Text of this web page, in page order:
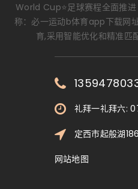
World Cup⭐足球赛程全面推
称：必一运动b体育app下载网
育,采用智能优化和精准
礼拜一礼拜六:
定西市起般湖
网站地图